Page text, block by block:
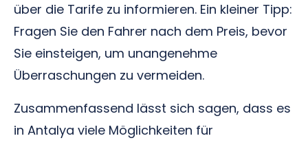
über die Tarife zu informieren. Ein kleiner Tipp:
Fragen Sie den Fahrer nach dem Preis, bevor
Sie einsteigen, um unangenehme
Überraschungen zu vermeiden.
Zusammenfassend lässt sich sagen, dass es
in Antalya viele Möglichkeiten für